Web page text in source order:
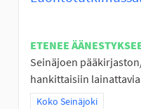
ETENEE
Seinäjoen
hankittaisiin
Rajaa tulokset teeman
Koko Seinäjoki